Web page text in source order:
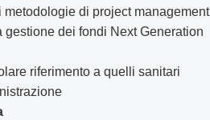
di project management
gestione dei fondi Next Generation
riferimento a quelli sanitari